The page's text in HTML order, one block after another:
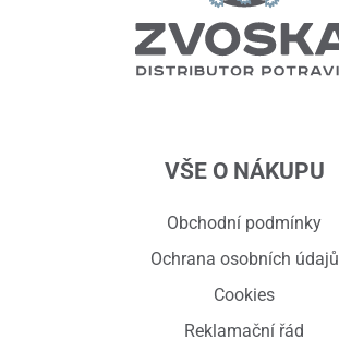
VŠE O NÁKUPU
Obchodní podmínky
Ochrana osobních údajů
Cookies
Reklamační řád